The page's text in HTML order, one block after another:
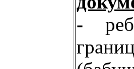
-